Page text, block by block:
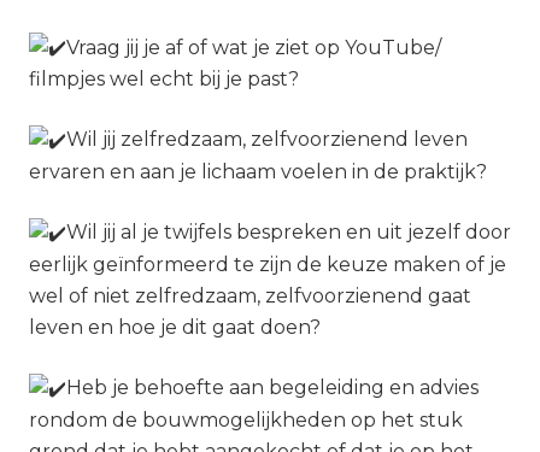
Vraag jij je af of wat je ziet op YouTube/
filmpjes wel echt bij je past?
Wil jij zelfredzaam, zelfvoorzienend leven
ervaren en aan je lichaam voelen in de praktijk?
Wil jij al je twijfels bespreken en uit jezelf door
eerlijk geïnformeerd te zijn de keuze maken of je
wel of niet zelfredzaam, zelfvoorzienend gaat
leven en hoe je dit gaat doen?
Heb je behoefte aan begeleiding en advies
rondom de bouwmogelijkheden op het stuk